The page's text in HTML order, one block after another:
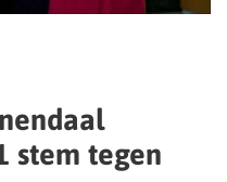
stem tegen